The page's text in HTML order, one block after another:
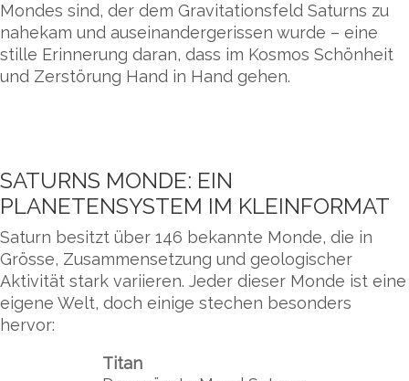
Mondes sind, der dem Gravitationsfeld Saturns zu
nahekam und auseinandergerissen wurde – eine
stille Erinnerung daran, dass im Kosmos Schönheit
und Zerstörung Hand in Hand gehen.
SATURNS MONDE: EIN
PLANETENSYSTEM IM KLEINFORMAT
Saturn besitzt über 146 bekannte Monde, die in
Grösse, Zusammensetzung und geologischer
Aktivität stark variieren. Jeder dieser Monde ist eine
eigene Welt, doch einige stechen besonders
hervor:
Titan